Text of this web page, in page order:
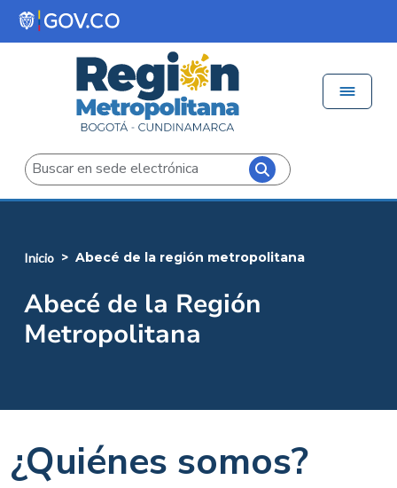
Pasar al contenido principal
Buscar
inicio abecé de la región metropolitana
Abecé de la Región
Metropolitana
¿Quiénes somos?